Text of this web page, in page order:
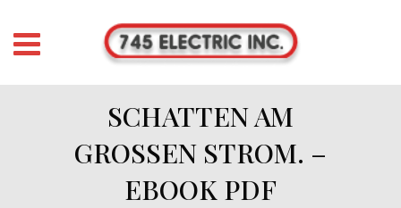
SCHATTEN AM
GROSSEN STROM. – E
BOOK PDF